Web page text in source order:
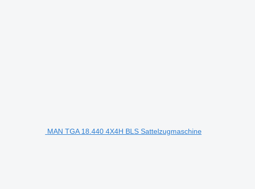
MAN TGA 18.440 4X4H BLS Sattelzugmaschine